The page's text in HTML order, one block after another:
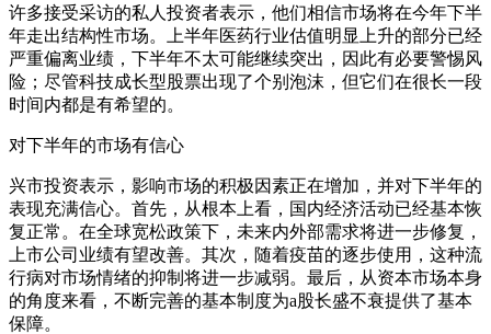
许多接受采访的私人投资者表示，他们相信市场将在今年下半
年走出结构性市场。上半年医药行业估值明显上升的部分已经
严重偏离业绩，下半年不太可能继续突出，因此有必要警惕风
险；尽管科技成长型股票出现了个别泡沫，但它们在很长一段
时间内都是有希望的。
对下半年的市场有信心
兴市投资表示，影响市场的积极因素正在增加，并对下半年的
表现充满信心。首先，从根本上看，国内经济活动已经基本恢
复正常。在全球宽松政策下，未来内外部需求将进一步修复，
上市公司业绩有望改善。其次，随着疫苗的逐步使用，这种流
行病对市场情绪的抑制将进一步减弱。最后，从资本市场本身
的角度来看，不断完善的基本制度为a股长盛不衰提供了基本
保障。